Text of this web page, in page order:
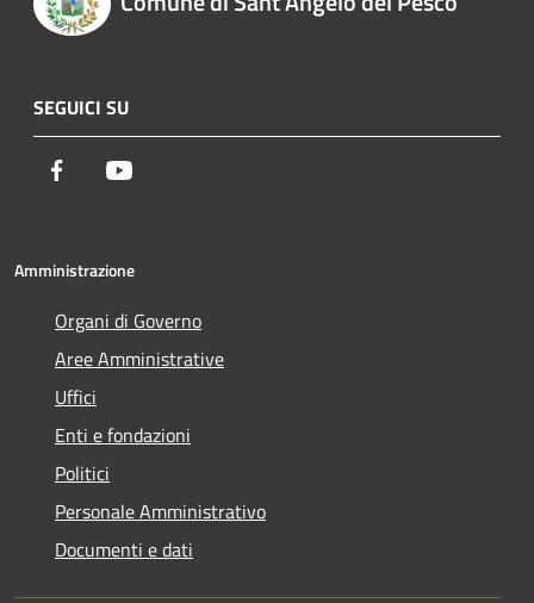
SEGUICI SU
Facebook
Amministrazione
Organi di Governo
Aree Amministrative
Uffici
Enti e fondazioni
Politici
Personale Amministrativo
Documenti e dati